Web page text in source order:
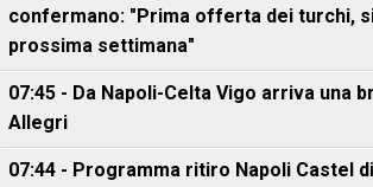
confermano: "Prima offerta dei turchi,
prossima settimana"
07:45 - Da Napoli-Celta Vigo arriva una
Allegri
07:44 - Programma ritiro Napoli Castel